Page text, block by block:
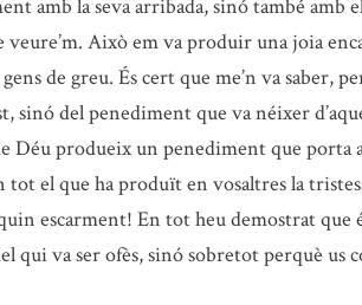
amb la seva arribada, sinó també amb
Això em va produir una joia
de greu. És cert que me’n va saber,
sinó del penediment que va néixer
Déu produeix un penediment que porta
tot el que ha produït en vosaltres la
escarment! En tot heu demostrat que
qui va ser ofès, sinó sobretot perquè us